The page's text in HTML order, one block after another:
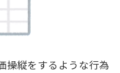
操縦をするような行為